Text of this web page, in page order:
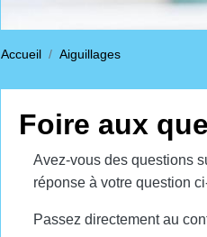
Accueil Aiguillages
Foire aux
Avez-vous des questions
réponse à votre question
Passez directement au